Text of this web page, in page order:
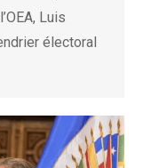
Luis
électoral